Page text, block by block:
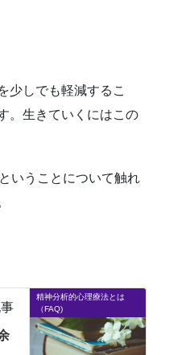
少しでも軽減するこ
。生きていくにはこの
いうことについて触れ
精神分析的心理療法とは
（FAQ)